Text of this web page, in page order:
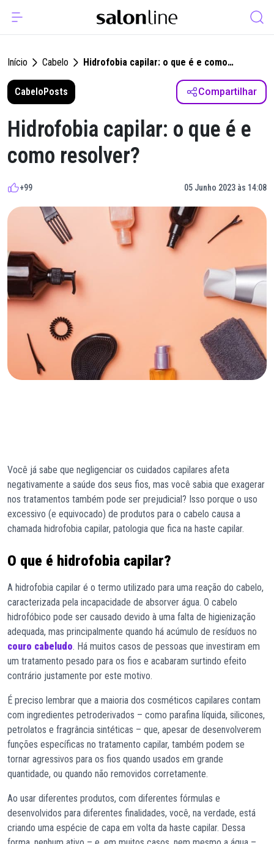
Início Cabelo
Hidrofobia capilar: o que é e como
CabeloPosts Compartilhar
Hidrofobia capilar: o que é e
como resolver?
+99 05 Junho 2023 às 14:08
Você já sabe que negligenciar os cuidados capilares afeta
negativamente a saúde dos seus fios, mas você sabia que exagerar
nos tratamentos também pode ser prejudicial? Isso porque o uso
excessivo (e equivocado) de produtos para o cabelo causa a
chamada hidrofobia capilar, patologia que fica na haste capilar.
O que é hidrofobia capilar?
A hidrofobia capilar é o termo utilizado para uma reação do cabelo,
caracterizada pela incapacidade de absorver água. O cabelo
hidrofóbico pode ser causado devido à uma falta de higienização
adequada, mas principalmente quando há acúmulo de resíduos no
couro cabeludo. Há muitos casos de pessoas que investiram em
um tratamento pesado para os fios e acabaram surtindo efeito
contrário justamente por este motivo.
É preciso lembrar que a maioria dos cosméticos capilares contam
com ingredientes petroderivados – como parafina líquida, silicones,
petrolatos e fragrância sintéticas – que, apesar de desenvolverem
funções específicas no tratamento capilar, também podem se
tornar agressivos para os fios quando usados em grande
quantidade, ou quando não removidos corretamente.
Ao usar diferentes produtos, com diferentes fórmulas e
desenvolvidos para diferentes finalidades, você, na verdade, está
criando uma espécie de capa em volta da haste capilar. Dessa